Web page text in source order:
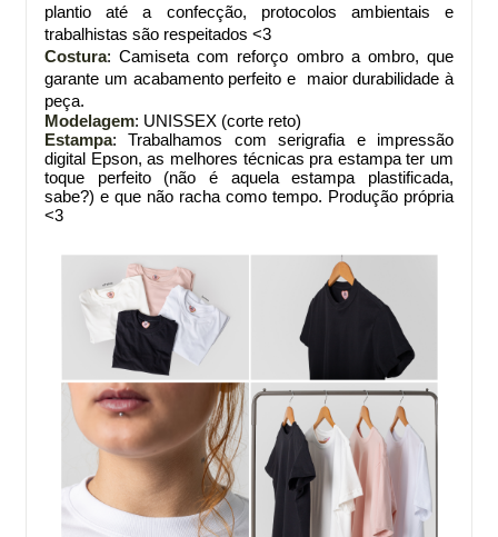
plantio até a confecção, protocolos ambientais e
trabalhistas são respeitados <3
Costura: Camiseta com reforço ombro a ombro, que
garante um acabamento perfeito e maior durabilidade à
peça.
Modelagem: UNISSEX (corte reto)
Estampa: Trabalhamos com serigrafia e impressão
digital Epson, as melhores técnicas pra estampa ter um
toque perfeito (não é aquela estampa plastificada,
sabe?) e que não racha como tempo. Produção própria
<3